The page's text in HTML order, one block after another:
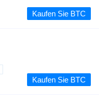
Kaufen Sie BTC
Kaufen Sie BTC